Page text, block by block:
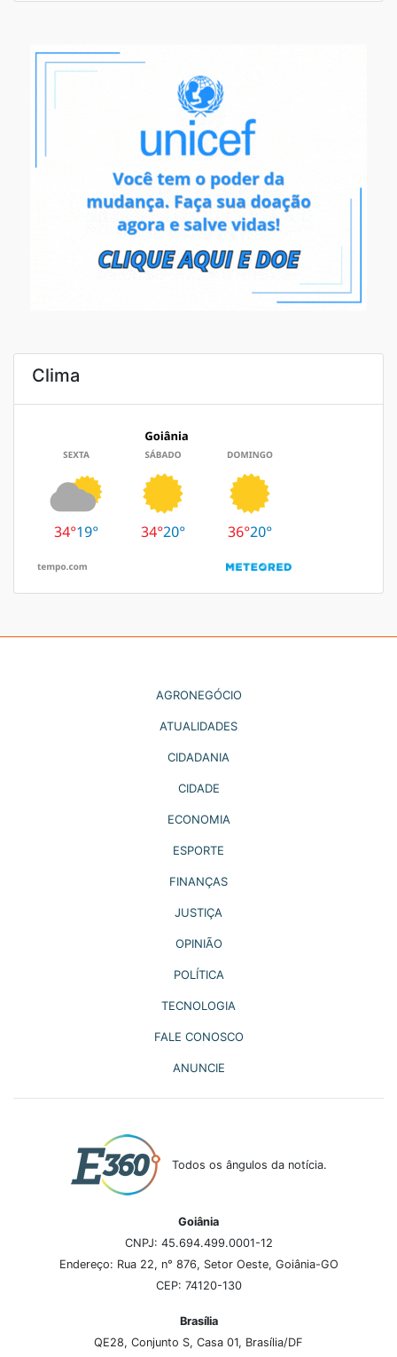
Clima
AGRONEGÓCIO
ATUALIDADES
CIDADANIA
CIDADE
ECONOMIA
ESPORTE
FINANÇAS
JUSTIÇA
OPINIÃO
POLÍTICA
TECNOLOGIA
FALE CONOSCO
ANUNCIE
Todos os ângulos da notícia.
Goiânia
CNPJ: 45.694.499.0001-12
Endereço: Rua 22, n° 876, Setor Oeste, Goiânia-GO
CEP: 74120-130
Brasília
QE28, Conjunto S, Casa 01, Brasília/DF